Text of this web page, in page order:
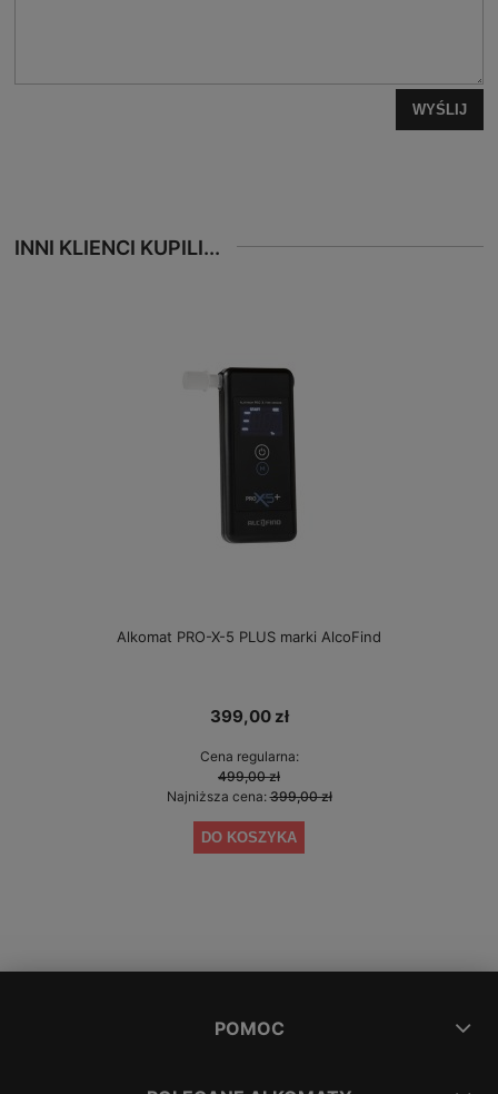
WYŚLIJ
INNI KLIENCI KUPILI...
Alkomat PRO-X-5 PLUS marki AlcoFind
399,00 zł
Cena regularna:
499,00 zł
Najniższa cena:399,00 zł
DO KOSZYKA
POMOC